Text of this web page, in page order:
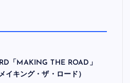
「MAKING THE ROAD」
イキング・ザ・ロード）